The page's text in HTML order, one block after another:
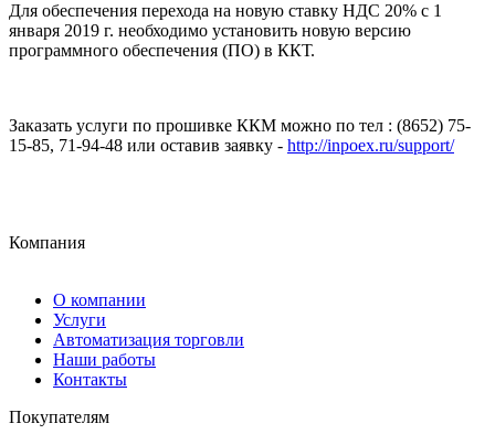
Для обеспечения перехода на новую ставку НДС 20% с 1
января 2019 г. необходимо установить новую версию
программного обеспечения (ПО) в ККТ.
Заказать услуги по прошивке ККМ можно по тел : (8652) 75-
15-85, 71-94-48 или оставив заявку - http://inpoex.ru/support/
Компания
О компании
Услуги
Автоматизация торговли
Наши работы
Контакты
Покупателям